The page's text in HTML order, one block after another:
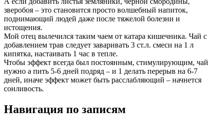
зверобоя – это становится просто волшебный напиток,
поднимающий людей даже после тяжелой болезни и
истощения.
Мой отец вылечился таким чаем от катара кишечника. Чай с
добавлением трав следует заваривать 3 ст.л. смеси на 1 л
кипятка, настаивать 1 час в тепле.
Чтобы эффект всегда был постоянным, стимулирующим, чай
нужно а пить 5-6 дней подряд – и 1 делать перерыв на 6-7
дней, иначе эффект может быть расслабляющий – начнется
сонливость.
Навигация по записям